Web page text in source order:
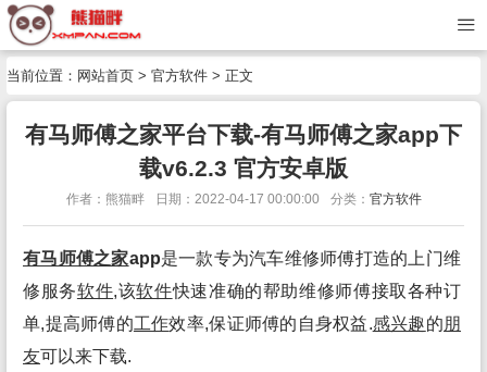
当前位置： 网站首页 > 官方软件 > 正文
有马师傅之家平台下载-有马师傅之家app下
载v6.2.3 官方安卓版
作者：熊猫畔 日期：2022-04-17 00:00:00 分类： 官方软件
有马师傅之家app是一款专为汽车维修师傅打造的上门维
修服务软件,该软件快速准确的帮助维修师傅接取各种订
单,提高师傅的工作效率,保证师傅的自身权益.感兴趣的朋
友可以来下载.